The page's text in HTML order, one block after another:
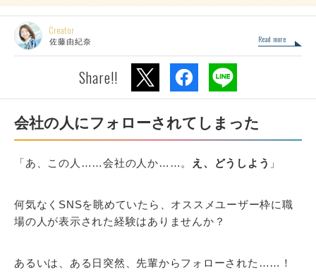
Creator
佐藤由紀奈 Read more
Share!!
会社の人にフォローされてしまった
「あ、この人……会社の人か……。 え、どうしよう 」
何気なくSNSを眺めていたら、オススメユーザー枠に職
場の人が表示された経験はありませんか？
あるいは、ある日突然、先輩からフォローされた……！